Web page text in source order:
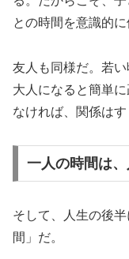
との時間を意識的に
友人も同様だ。若い
大人になると簡単
なければ、関係はす
一人の時間は
そして、人生の後
間」だ。